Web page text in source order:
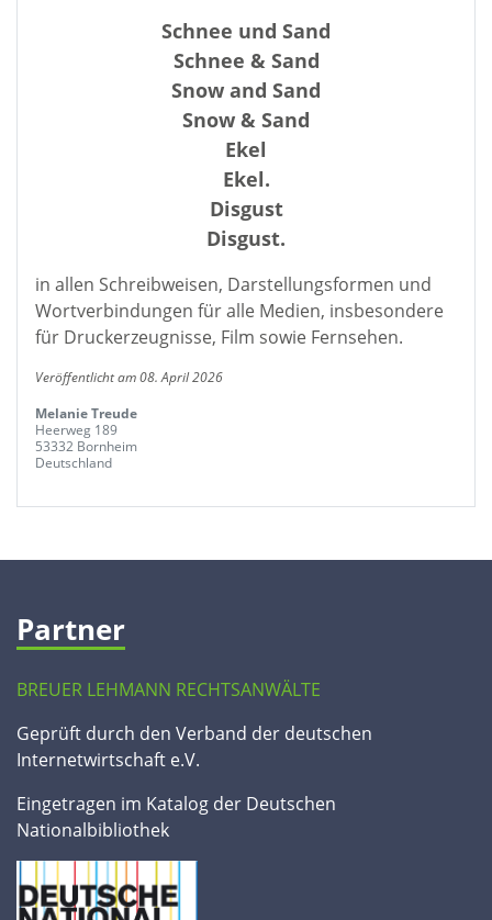
Schnee und Sand
Schnee & Sand
Snow and Sand
Snow & Sand
Ekel
Ekel.
Disgust
Disgust.
in allen Schreibweisen, Darstellungsformen und
Wortverbindungen für alle Medien, insbesondere
für Druckerzeugnisse, Film sowie Fernsehen.
Veröffentlicht am 08. April 2026
Melanie Treude
Heerweg 189
53332 Bornheim
Deutschland
Partner
BREUER LEHMANN RECHTSANWÄLTE
Geprüft durch den Verband der deutschen
Internetwirtschaft e.V.
Eingetragen im Katalog der Deutschen
Nationalbibliothek